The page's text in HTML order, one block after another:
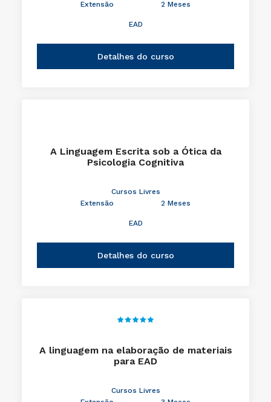
Extensão
2 Meses
EAD
Detalhes do curso
A Linguagem Escrita sob a Ótica da
Psicologia Cognitiva
Cursos Livres
Extensão
2 Meses
EAD
Detalhes do curso
A linguagem na elaboração de materiais
para EAD
Cursos Livres